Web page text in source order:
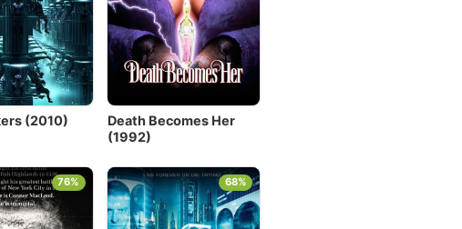
(2010)
Death Becomes Her
(1992)
76% 68%